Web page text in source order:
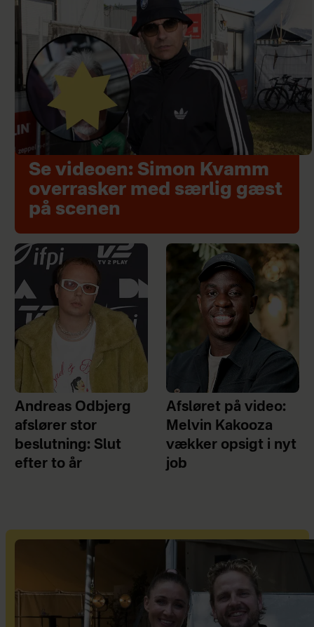
Se videoen: Simon Kvamm
overrasker med særlig gæst
på scenen
Andreas Odbjerg
afslører stor
beslutning: Slut
efter to år
Afsløret på video:
Melvin Kakooza
vækker opsigt i nyt
job